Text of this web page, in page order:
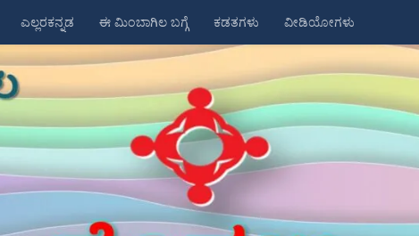
ಎಲ್ಲರಕನ್ನಡ ಈ ಮಿಂಬಾಗಿಲ ಬಗ್ಗೆ ಕಡತಗಳು ವೀಡಿಯೋಗಳು